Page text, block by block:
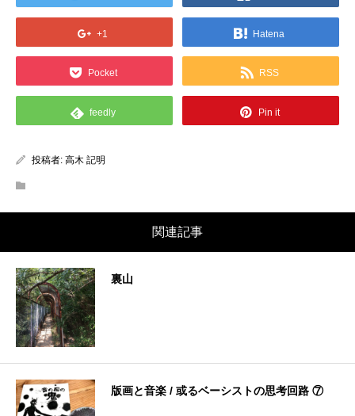
+1 Hatena
Pocket RSS
feedly Pin it
投稿者: 高木 記明
関連記事
裏山
版画と音楽 / 或るベーシストの思考回路 ⑦